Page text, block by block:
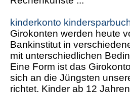
kinderkonto
Girokonten werden heute
Bankinstitut in
mit unterschiedlichen
Eine Form ist das
sich an die Jüngsten
richtet. Kinder ab 12